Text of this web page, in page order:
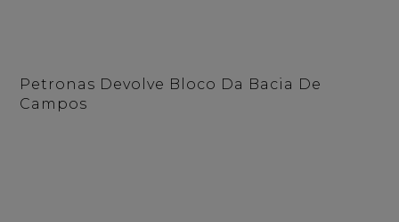
Petronas Devolve Bloco Da Bacia De
Campos